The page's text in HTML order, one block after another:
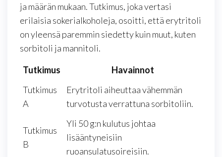
ja määrän mukaan. Tutkimus, joka vertasi
erilaisia sokerialkoholeja, osoitti, että erytritoli
on yleensä paremmin siedetty kuin muut, kuten
sorbitoli ja mannitoli.
Tutkimus
Havainnot
Tutkimus
A
Erytritoli aiheuttaa vähemmän
turvotusta verrattuna sorbitoliin.
Tutkimus
B
Yli 50 g:n kulutus johtaa
lisääntyneisiin
ruoansulatusoireisiin.